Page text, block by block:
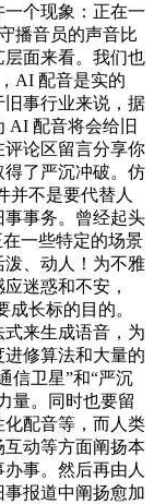
个现象：正在一
播音员的声音比
面来看。我们也
AI 配音是实的
事行业来说，据
AI 配音将会给旧
论区留言分享你
了严沉冲破。仿
并不是要代替人
事务。曾经起头
一些特定的场景
、动人！为不雅
迷惑和不安，
长标的目的。
来生成语音，为
修算法和大量的
信卫星”和“严沉
量。同时也要留
配音等，而人类
动等方面阐扬本
事。然后再由人
报道中阐扬愈加